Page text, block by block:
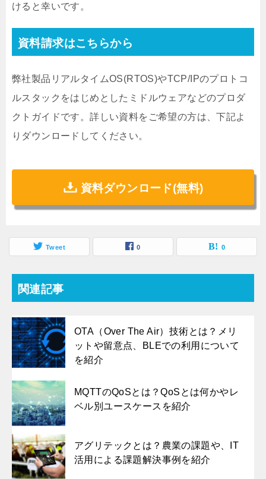
けると幸いです。
資料請求はこちらから
弊社製品リアルタイムOS(RTOS)やTCP/IPのプロトコ
ルスタックをはじめとしたミドルウェアなどのプロダ
クトガイドです。詳しい資料をご希望の方は、下記よ
りダウンロードしてください。
資料ダウンロード(無料)
Tweet 0 0
関連記事
OTA（Over The Air）技術とは？メリ
ットや留意点、BLEでの利用について
を紹介
MQTTのQoSとは？QoSとは何かやレ
ベル別ユースケースを紹介
アグリテックとは？農業の課題や、IT
活用による課題解決事例を紹介